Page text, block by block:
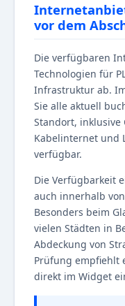
vor dem
Die verfügbaren
Technologien für
Infrastruktur ab.
Sie alle aktuell
Standort, inklusive
Kabelinternet und
verfügbar.
Die Verfügbarkeit
auch innerhalb
Besonders beim
vielen Städten in
Abdeckung von
Prüfung empfiehlt
direkt im Widget